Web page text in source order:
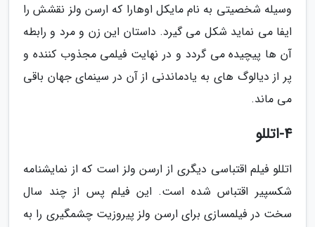
وسیله شخصیتی به نام مایکل اوهارا که ارسن ولز نقشش را
ایفا می نماید شکل می گیرد. داستان این زن و مرد و رابطه
آن ها پیچیده می گردد و در نهایت فیلمی مجذوب کننده و
پر از دیالوگ های به یادماندنی از آن در سینمای جهان باقی
می ماند.
4-اتللو
اتللو فیلم اقتباسی دیگری از ارسن ولز است که از نمایشنامه
شکسپیر اقتباس شده است. این فیلم پس از چند سال
سخت در فیلمسازی برای ارسن ولز پیروزیت چشمگیری را به